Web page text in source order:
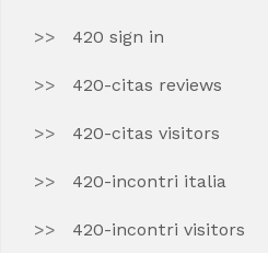
420 sign in
420-citas reviews
420-citas visitors
420-incontri italia
420-incontri visitors